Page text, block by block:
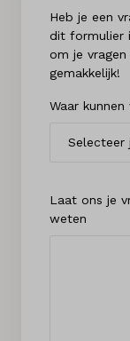
Heb je een
dit formulier
om je
gemakkelijk!
Waar
Laat ons je
weten